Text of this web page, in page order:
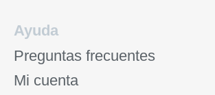
Ayuda
Preguntas frecuentes
Mi cuenta